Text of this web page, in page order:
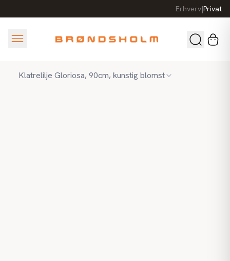
Erhverv|Privat
Klatrelilje Gloriosa, 90cm, kunstig blomst